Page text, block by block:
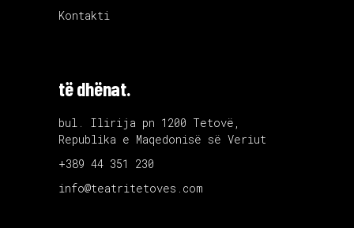
Kontakti
të dhënat.
bul. Ilirija pn 1200 Tetovë,
Republika e Maqedonisë së Veriut
+389 44 351 230
info@teatritetoves.com